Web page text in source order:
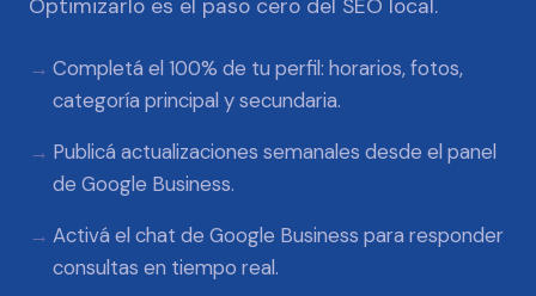
Optimizarlo es el paso cero del SEO local.
Completá el 100% de tu perfil: horarios, fotos,
categoría principal y secundaria.
Publicá actualizaciones semanales desde el panel
de Google Business.
Activá el chat de Google Business para responder
consultas en tiempo real.